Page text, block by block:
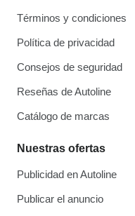
Términos y condiciones
Política de privacidad
Consejos de seguridad
Reseñas de Autoline
Catálogo de marcas
Nuestras ofertas
Publicidad en Autoline
Publicar el anuncio